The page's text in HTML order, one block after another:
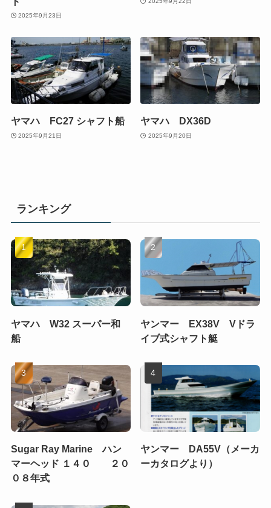
2025年9月23日
ヤマハ FC27 シャフト船
2025年9月21日
ヤマハ DX36D
2025年9月20日
ランキング
ヤマハ W32 スーパー和
船
ヤンマー EX38V Vドラ
イブ式シャフト艇
Sugar Ray Marine ハン
マーヘッド １４０ ２０
０８年式
ヤンマー DA55V（メーカ
ーカタログより）